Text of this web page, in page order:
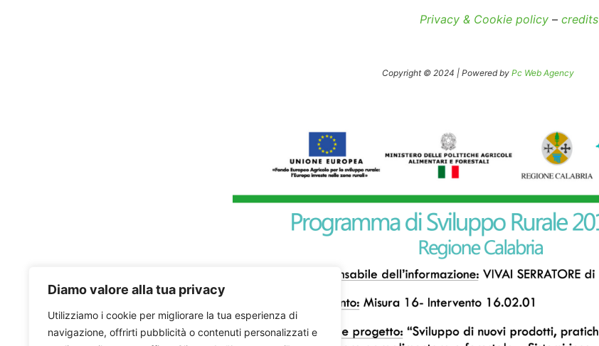
Diamo valore alla tua privacy
Utilizziamo i cookie per migliorare la tua esperienza di
navigazione, offrirti pubblicità o contenuti personalizzati e
Privacy & Cookie policy– credits
Copyright © 2024 | Powered by Pc Web Agency